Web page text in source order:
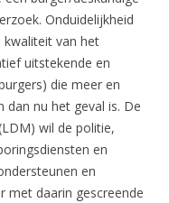
Onduidelijkheid
van het
uitstekende en
die meer en
dan nu het geval is. De
wil de politie,
en
en
met daarin gescreende